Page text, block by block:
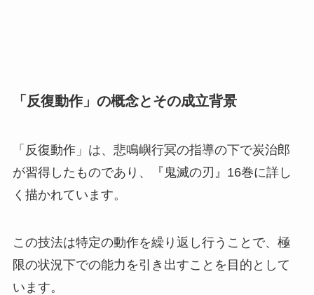
「反復動作」の概念とその成立背景
「反復動作」は、悲鳴嶼行冥の指導の下で炭治郎
が習得したものであり、『鬼滅の刃』16巻に詳し
く描かれています。
この技法は特定の動作を繰り返し行うことで、極
限の状況下での能力を引き出すことを目的として
います。